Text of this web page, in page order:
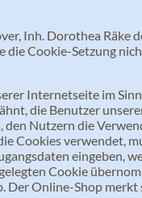
Inh. Dorothea Räke
die Cookie-Setzung
Internetseite im
die Benutzer
den Nutzern die
Cookies verwendet,
eingeben,
Cookie
Der Online-Shop merkt